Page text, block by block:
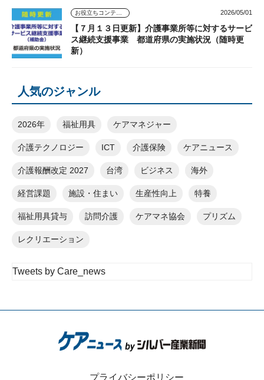
お役立ちコンテンツ 2026/05/01
【７月１３日更新】介護事業所等に対するサービ
ス継続支援事業 都道府県の実施状況（随時更
新）
人気のジャンル
2026年 福祉用具 ケアマネジャー
介護テクノロジー ICT 介護保険 ケアニュース
介護報酬改定 2027 台湾 ビジネス 海外
経営課題 施設・住まい 生産性向上 特養
福祉用具貸与 訪問介護 ケアマネ協会 プリズム
レクリエーション
Tweets by Care_news
プライバシーポリシー